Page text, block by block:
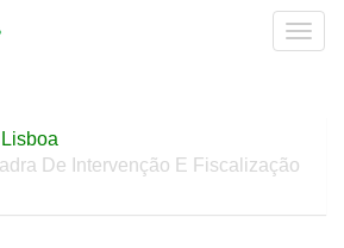
Lisboa
De Intervenção E Fiscalização